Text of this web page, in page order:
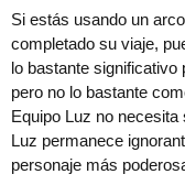
Si estás usando un
completado su viaje,
lo bastante significativo
pero no lo bastante
Equipo Luz no
Luz permanece
personaje más